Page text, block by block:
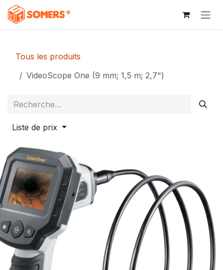
Se rendre au contenu
Tous les produits
VideoScope One (9 mm; 1,5 m; 2,7")
Liste de prix